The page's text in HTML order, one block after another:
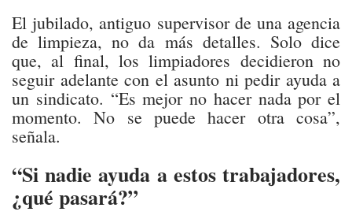
El jubilado, antiguo supervisor de una agencia
de limpieza, no da más detalles. Solo dice
que, al final, los limpiadores decidieron no
seguir adelante con el asunto ni pedir ayuda a
un sindicato. “Es mejor no hacer nada por el
momento. No se puede hacer otra cosa”,
señala.
“Si nadie ayuda a estos trabajadores,
¿qué pasará?”